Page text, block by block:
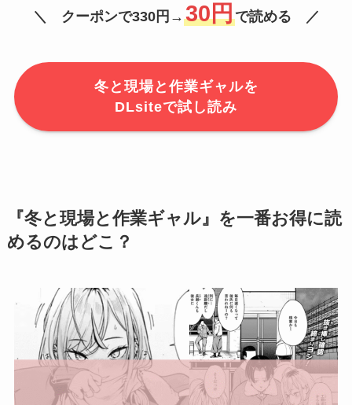
＼ クーポンで330円→ 30円で読める ／
冬と現場と作業ギャルを
DLsiteで試し読み
『冬と現場と作業ギャル』を一番お得に読
めるのはどこ？